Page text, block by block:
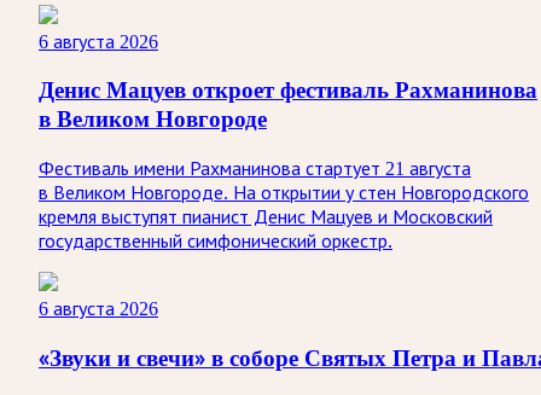
6 августа 2026
Денис Мацуев откроет фестиваль Рахманинова
в Великом Новгороде
Фестиваль имени Рахманинова стартует 21 августа
в Великом Новгороде. На открытии у стен Новгородского
кремля выступят пианист Денис Мацуев и Московский
государственный симфонический оркестр.
6 августа 2026
«Звуки и свечи» в соборе Святых Петра и